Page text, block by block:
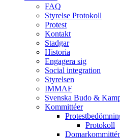
FAQ
Styrelse Protokoll
Protest
Kontakt
Stadgar
Historia
Engagera sig
Social integration
Styrelsen
IMMAF
Svenska Budo &
Kommittéer
Protokoll